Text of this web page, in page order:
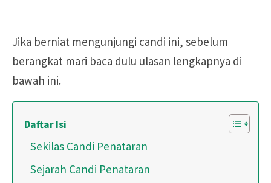
Jika berniat mengunjungi candi ini, sebelum
berangkat mari baca dulu ulasan lengkapnya di
bawah ini.
Daftar Isi
Sekilas Candi Penataran
Sejarah Candi Penataran